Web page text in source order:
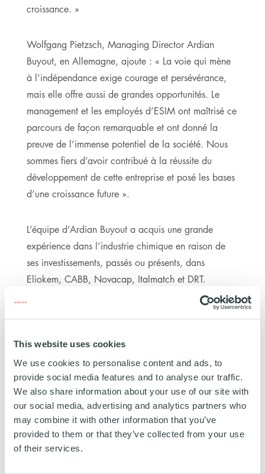
This website uses cookies
We use cookies to personalise content and ads, to
provide social media features and to analyse our traffic.
We also share information about your use of our site with
our social media, advertising and analytics partners who
may combine it with other information that you’ve
provided to them or that they’ve collected from your use
of their services.
croissance. »
Wolfgang Pietzsch, Managing Director Ardian
Buyout, en Allemagne, ajoute : « La voie qui mène
à l’indépendance exige courage et persévérance,
mais elle offre aussi de grandes opportunités. Le
management et les employés d’ESIM ont maîtrisé ce
parcours de façon remarquable et ont donné la
preuve de l’immense potentiel de la société. Nous
sommes fiers d’avoir contribué à la réussite du
développement de cette entreprise et posé les bases
d’une croissance future ».
L’équipe d’Ardian Buyout a acquis une grande
expérience dans l’industrie chimique en raison de
ses investissements, passés ou présents, dans
Eliokem, CABB, Novacap, Italmatch et DRT.
À PROPOS D’ARDIAN
Ardian est un des leaders mondiaux de
l’investissement privé avec 67 milliards de dollars
gérés et/ou conseillés en Europe, en Amérique du
Nord et en Asie. La société, majoritairement détenue
par ses salariés, a toujours placé l’esprit d’entreprise
au cœur de son approche et offre à ses investisseurs